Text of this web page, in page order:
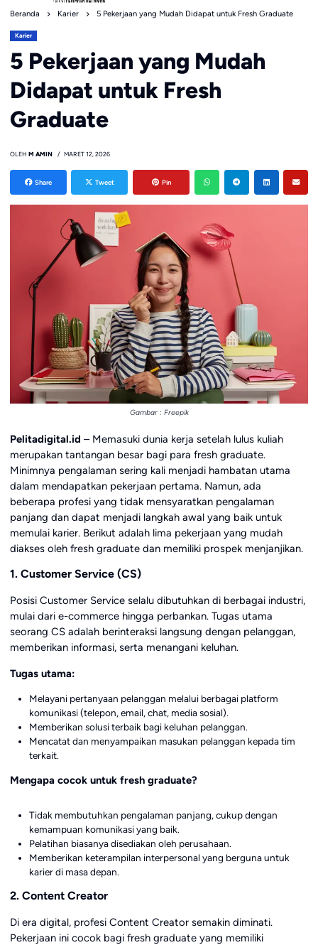
Beranda Karier 5 Pekerjaan yang Mudah Didapat untuk Fresh Graduate
Karier
5 Pekerjaan yang Mudah
Didapat untuk Fresh
Graduate
OLEH M AMIN MARET 12, 2026
Share Tweet Pin
Gambar : Freepik
Pelitadigital.id – Memasuki dunia kerja setelah lulus kuliah
merupakan tantangan besar bagi para fresh graduate.
Minimnya pengalaman sering kali menjadi hambatan utama
dalam mendapatkan pekerjaan pertama. Namun, ada
beberapa profesi yang tidak mensyaratkan pengalaman
panjang dan dapat menjadi langkah awal yang baik untuk
memulai karier. Berikut adalah lima pekerjaan yang mudah
diakses oleh fresh graduate dan memiliki prospek menjanjikan.
1. Customer Service (CS)
Posisi Customer Service selalu dibutuhkan di berbagai industri,
mulai dari e-commerce hingga perbankan. Tugas utama
seorang CS adalah berinteraksi langsung dengan pelanggan,
memberikan informasi, serta menangani keluhan.
Tugas utama:
Melayani pertanyaan pelanggan melalui berbagai platform
komunikasi (telepon, email, chat, media sosial).
Memberikan solusi terbaik bagi keluhan pelanggan.
Mencatat dan menyampaikan masukan pelanggan kepada tim
terkait.
Mengapa cocok untuk fresh graduate?
Tidak membutuhkan pengalaman panjang, cukup dengan
kemampuan komunikasi yang baik.
Pelatihan biasanya disediakan oleh perusahaan.
Memberikan keterampilan interpersonal yang berguna untuk
karier di masa depan.
2. Content Creator
Di era digital, profesi Content Creator semakin diminati.
Pekerjaan ini cocok bagi fresh graduate yang memiliki